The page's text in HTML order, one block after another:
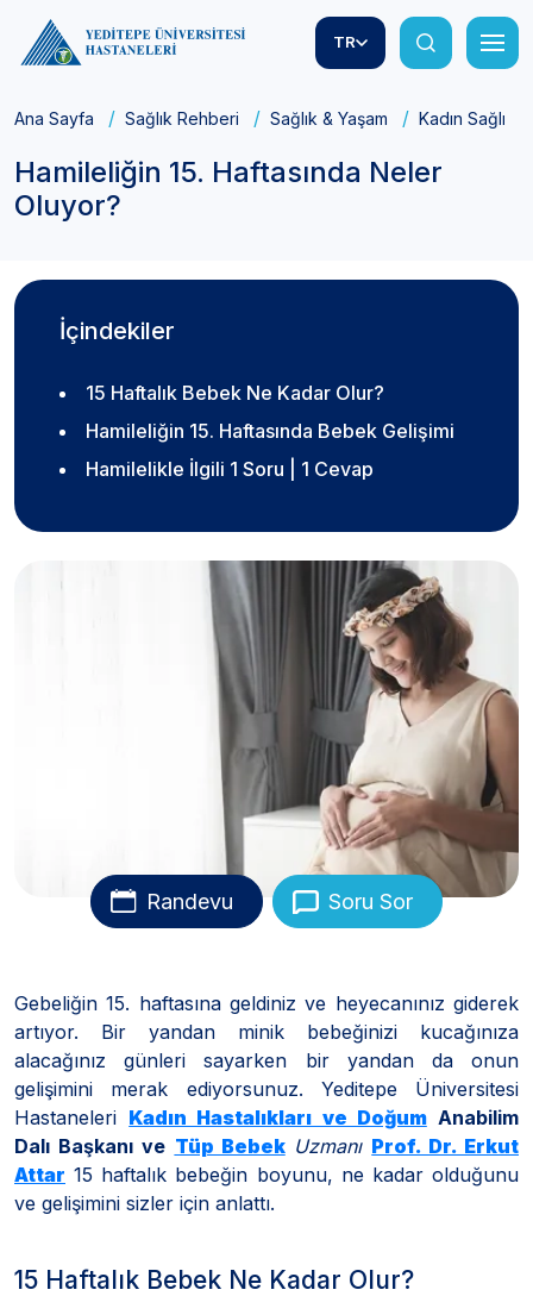
TR
Ana Sayfa Sağlık Rehberi Sağlık & Yaşam Kadın Sağlığı
Hamileliğin 15. Haftasında Neler
Oluyor?
İçindekiler
15 Haftalık Bebek Ne Kadar Olur?
Hamileliğin 15. Haftasında Bebek Gelişimi
Hamilelikle İlgili 1 Soru | 1 Cevap
Randevu Soru Sor
Gebeliğin 15. haftasına geldiniz ve heyecanınız giderek
artıyor. Bir yandan minik bebeğinizi kucağınıza
alacağınız günleri sayarken bir yandan da onun
gelişimini merak ediyorsunuz. Yeditepe Üniversitesi
Hastaneleri Kadın Hastalıkları ve DoğumAnabilim
Dalı Başkanı ve Tüp BebekUzmanı Prof. Dr. Erkut
Attar 15 haftalık bebeğin boyunu, ne kadar olduğunu
ve gelişimini sizler için anlattı.
15 Haftalık Bebek Ne Kadar Olur?